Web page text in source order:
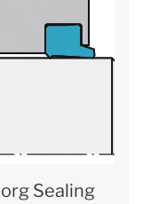
Sealing